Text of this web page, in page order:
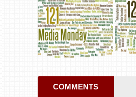
COMMENTS